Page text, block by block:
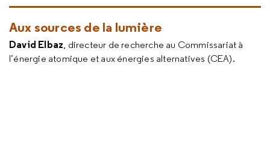
Aux sources de la lumière
David Elbaz, directeur de recherche au Commissariat à
l’énergie atomique et aux énergies alternatives (CEA).